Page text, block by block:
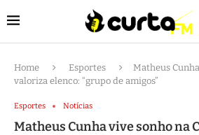
Home Esportes
Matheus
valoriza elenco: “grupo de amigos”
Esportes Notícias
Matheus Cunha vive sonho na